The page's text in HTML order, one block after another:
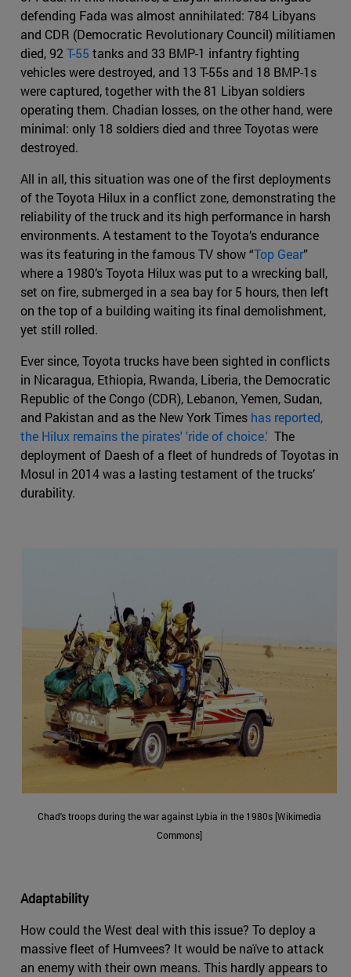
defending Fada was almost annihilated: 784 Libyans
and CDR (Democratic Revolutionary Council) militiamen
died, 92 T-55 tanks and 33 BMP-1 infantry fighting
vehicles were destroyed, and 13 T-55s and 18 BMP-1s
were captured, together with the 81 Libyan soldiers
operating them. Chadian losses, on the other hand, were
minimal: only 18 soldiers died and three Toyotas were
destroyed.
All in all, this situation was one of the first deployments
of the Toyota Hilux in a conflict zone, demonstrating the
reliability of the truck and its high performance in harsh
environments. A testament to the Toyota’s endurance
was its featuring in the famous TV show “Top Gear”
where a 1980’s Toyota Hilux was put to a wrecking ball,
set on fire, submerged in a sea bay for 5 hours, then left
on the top of a building waiting its final demolishment,
yet still rolled.
Ever since, Toyota trucks have been sighted in conflicts
in Nicaragua, Ethiopia, Rwanda, Liberia, the Democratic
Republic of the Congo (CDR), Lebanon, Yemen, Sudan,
and Pakistan and as the New York Times has reported,
the Hilux remains the pirates' 'ride of choice.' The
deployment of Daesh of a fleet of hundreds of Toyotas in
Mosul in 2014 was a lasting testament of the trucks’
durability.
Chad's troops during the war against Lybia in the 1980s [Wikimedia
Commons]
Adaptability
How could the West deal with this issue? To deploy a
massive fleet of Humvees? It would be naïve to attack
an enemy with their own means. This hardly appears to